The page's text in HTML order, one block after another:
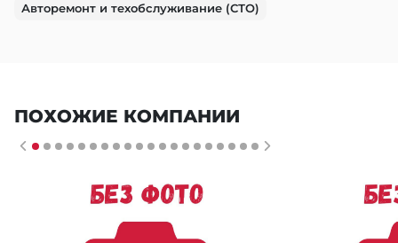
Авторемонт и техобслуживание (СТО)
ПОХОЖИЕ КОМПАНИИ